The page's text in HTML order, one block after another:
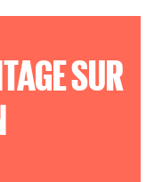
SUR